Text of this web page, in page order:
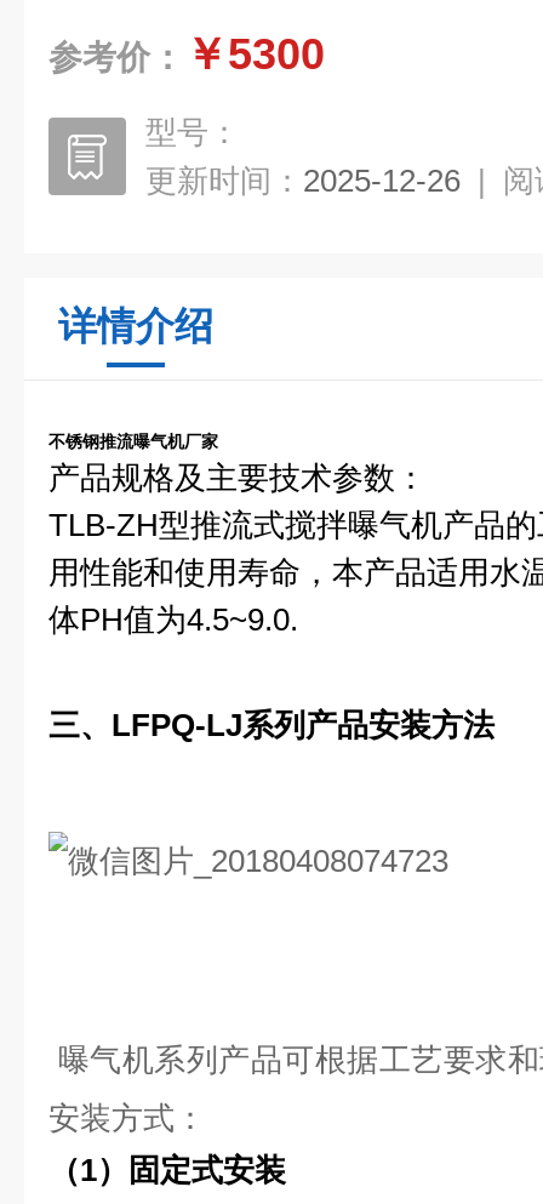
参考价： ￥5300
型号：
更新时间： 2025-12-26 | 阅
详情介绍
不锈钢推流曝气机厂家
产品规格及主要技术参数：
TLB-ZH型推流式搅拌曝气机产品
用性能和使用寿命，本产品适用水
体PH值为4.5~9.0.
三、 LFPQ-LJ系列 产品安装方法
曝气机系列产品可根据工艺要求
安装方式：
（1） 固 定式安装